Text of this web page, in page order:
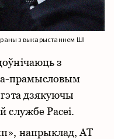
з выкарыстаннем ШІ
з
прамысловым
дзякуючы
службе Расеі.
напрыклад, АТ